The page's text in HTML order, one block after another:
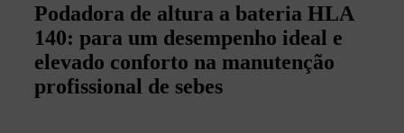
Podadora de altura a bateria HLA
140: para um desempenho ideal e
elevado conforto na manutenção
profissional de sebes